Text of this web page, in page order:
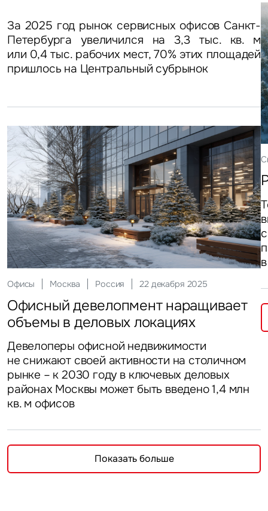
За 2025 год рынок сервисных офисов Санкт-
Петербурга увеличился на 3,3 тыс. кв. м
или 0,4 тыс. рабочих мест, 70% этих площадей
пришлось на Центральный субрынок
Офисы Москва Россия 22 декабря 2025
Офисный девелопмент наращивает
объемы в деловых локациях
Девелоперы офисной недвижимости
не снижают своей активности на столичном
рынке – к 2030 году в ключевых деловых
районах Москвы может быть введено 1,4 млн
кв. м офисов
Показать больше